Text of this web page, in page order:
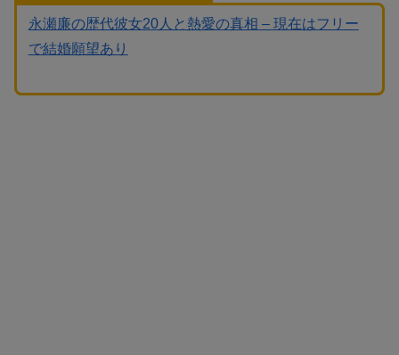
永瀬廉の歴代彼女20人と熱愛の真相 – 現在はフリー
で結婚願望あり